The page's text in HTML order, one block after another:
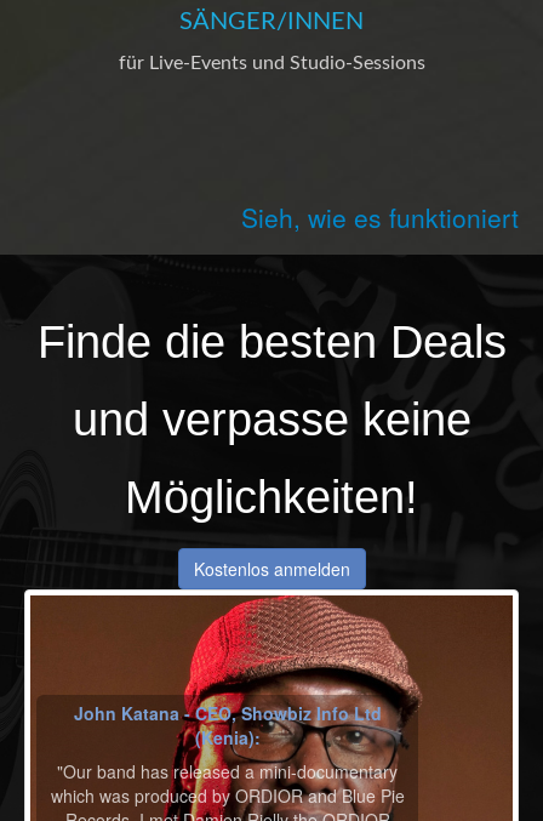
SÄNGER/INNEN
für Live-Events und Studio-Sessions
Sieh, wie es funktioniert
Finde die besten Deals
und verpasse keine
Möglichkeiten!
Kostenlos anmelden
John Katana - CEO, Showbiz Info Ltd
(Kenia):
"Our band has released a mini-documentary
which was produced by ORDIOR and Blue Pie